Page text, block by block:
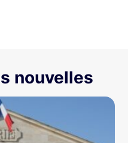
nouvelles